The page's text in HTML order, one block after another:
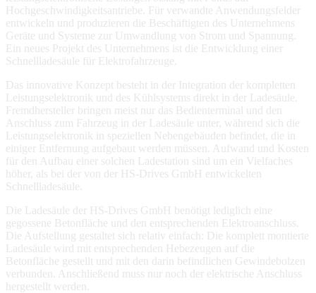
Hochgeschwindigkeitsantriebe. Für verwandte Anwendungsfelder
entwickeln und produzieren die Beschäftigten des Unternehmens
Geräte und Systeme zur Umwandlung von Strom und Spannung.
Ein neues Projekt des Unternehmens ist die Entwicklung einer
Schnellladesäule für Elektrofahrzeuge.
Das innovative Konzept besteht in der Integration der kompletten
Leistungselektronik und des Kühlsystems direkt in der Ladesäule.
Fremdhersteller bringen meist nur das Bedienterminal und den
Anschluss zum Fahrzeug in der Ladesäule unter, während sich die
Leistungselektronik in speziellen Nebengebäuden befindet, die in
einiger Entfernung aufgebaut werden müssen. Aufwand und Kosten
für den Aufbau einer solchen Ladestation sind um ein Vielfaches
höher, als bei der von der HS-Drives GmbH entwickelten
Schnellladesäule.
Die Ladesäule der HS-Drives GmbH benötigt lediglich eine
gegossene Betonfläche und den entsprechenden Elektroanschluss.
Die Aufstellung gestaltet sich relativ einfach: Die komplett montierte
Ladesäule wird mit entsprechenden Hebezeugen auf die
Betonfläche gestellt und mit den darin befindlichen Gewindebolzen
verbunden. Anschließend muss nur noch der elektrische Anschluss
hergestellt werden.